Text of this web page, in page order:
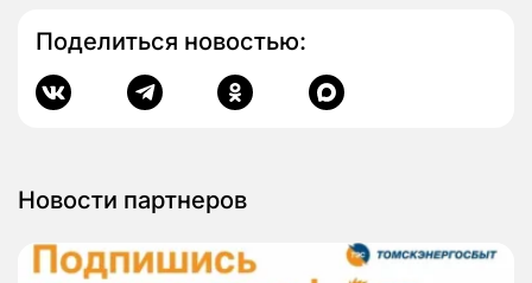
Поделиться новостью:
Новости партнеров